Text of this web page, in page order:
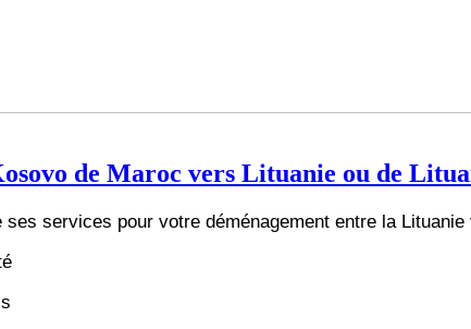
de Maroc vers Lituanie ou de
ses services pour votre déménagement entre la